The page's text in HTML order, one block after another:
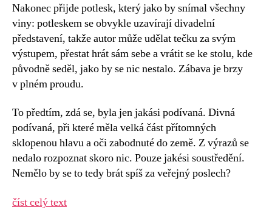
Nakonec přijde potlesk, který jako by snímal všechny
viny: potleskem se obvykle uzavírají divadelní
představení, takže autor může udělat tečku za svým
výstupem, přestat hrát sám sebe a vrátit se ke stolu, kde
původně seděl, jako by se nic nestalo. Zábava je brzy
v plném proudu.
To předtím, zdá se, byla jen jakási podívaná. Divná
podívaná, při které měla velká část přítomných
sklopenou hlavu a oči zabodnuté do země. Z výrazů se
nedalo rozpoznat skoro nic. Pouze jakési soustředění.
Nemělo by se to tedy brát spíš za veřejný poslech?
číst celý text